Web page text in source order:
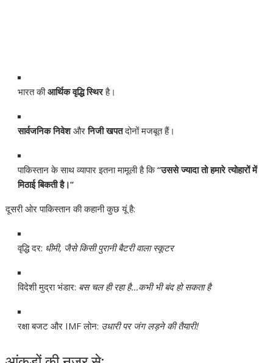
भारत कीआर्थिक वृद्धि स्थिरहै।
सार्वजनिक निवेशऔरनिजी खपतदोनों मजबूत हैं।
पाकिस्तान के साथ व्यापार इतना मामूली है कि“उससे ज्यादा तो हमारे त्योहारों में
मिठाई बिकती है।”
दूसरी ओर पाकिस्तान की कहानी कुछ यूं है:
वृद्धि दर: धीमी, जैसे किसी पुरानी बैटरी वाला स्कूटर
विदेशी मुद्रा भंडार: बस चल ही रहा है…कभी भी बंद हो सकता है
रक्षा बजट और IMF लोन: उधारी पर जंग लड़ने की तैयारी!